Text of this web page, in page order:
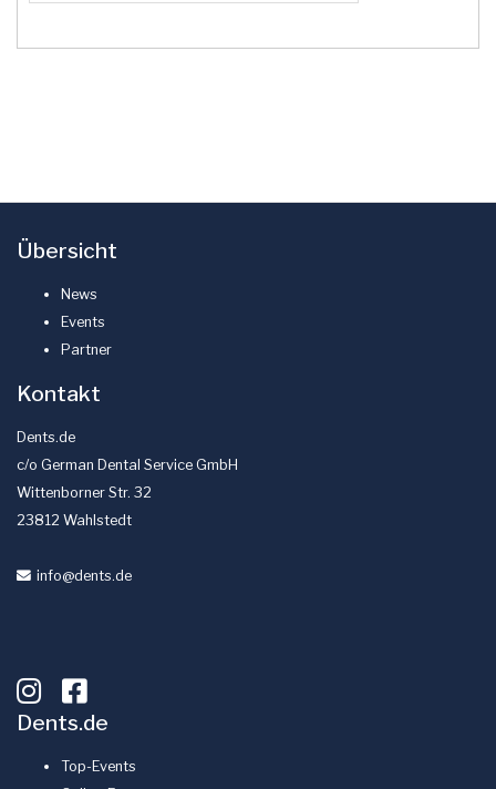
Übersicht
News
Events
Partner
Kontakt
Dents.de
c/o German Dental Service GmbH
Wittenborner Str. 32
23812 Wahlstedt
info@dents.de
Dents.de
Top-Events